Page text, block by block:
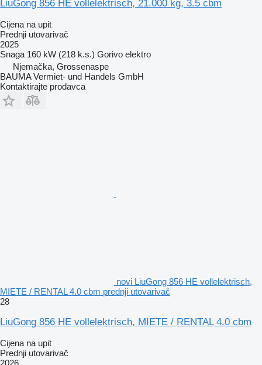
LiuGong 856 HE vollelektrisch, 21.000 kg, 3.5 cbm
Cijena na upit
Prednji utovarivač
2025
Snaga 160 kW (218 k.s.) Gorivo elektro
Njemačka, Grossenaspe
BAUMA Vermiet- und Handels GmbH
Kontaktirajte prodavca
novi LiuGong 856 HE vollelektrisch,
MIETE / RENTAL 4.0 cbm prednji utovarivač
28
LiuGong 856 HE vollelektrisch, MIETE / RENTAL 4.0 cbm
Cijena na upit
Prednji utovarivač
2026